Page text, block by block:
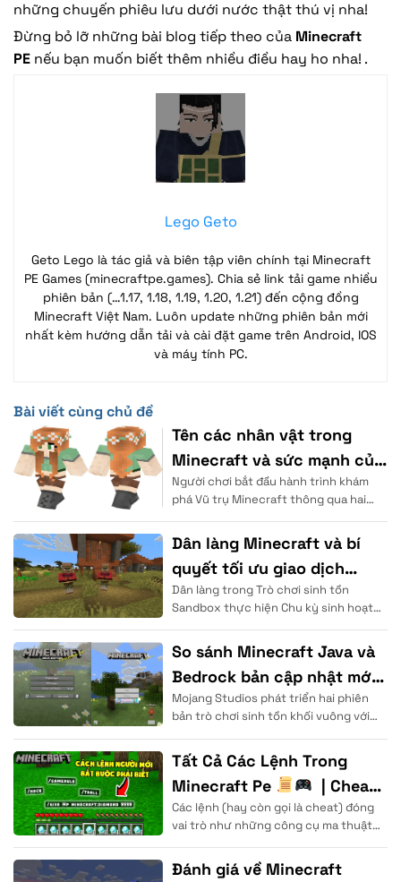
những chuyến phiêu lưu dưới nước thật thú vị nha!
Đừng bỏ lỡ những bài blog tiếp theo của Minecraft
PE nếu bạn muốn biết thêm nhiều điều hay ho nha! .
Lego Geto
Geto Lego là tác giả và biên tập viên chính tại Minecraft
PE Games (minecraftpe.games). Chia sẻ link tải game nhiều
phiên bản (…1.17, 1.18, 1.19, 1.20, 1.21) đến cộng đồng
Minecraft Việt Nam. Luôn update những phiên bản mới
nhất kèm hướng dẫn tải và cài đặt game trên Android, IOS
và máy tính PC.
Bài viết cùng chủ đề
Tên các nhân vật trong
Minecraft và sức mạnh của
chúng
Người chơi bắt đầu hành trình khám
phá Vũ trụ Minecraft thông qua hai
thống
Dân làng Minecraft và bí
quyết tối ưu giao dịch
thương mại
Dân làng trong Trò chơi sinh tồn
Sandbox thực hiện Chu kỳ sinh hoạt
sống. Thực thể
So sánh Minecraft Java và
Bedrock bản cập nhật mới
2026
Mojang Studios phát triển hai phiên
bản trò chơi sinh tồn khối vuông với
Tất Cả Các Lệnh Trong
Minecraft Pe
| Cheat
Code, Gamemode, Timeset.
. .
Các lệnh (hay còn gọi là cheat) đóng
vai trò như những công cụ ma thuật
Đánh giá về Minecraft